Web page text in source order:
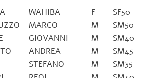
WAHIBA F
SF50
MARCO M
SM50
GIOVANNI M
SM40
ANDREA M
SM45
STEFANO M
SM35